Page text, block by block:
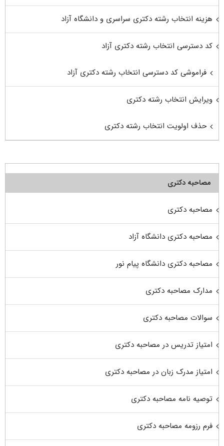
هزینه انتخاب رشته دکتری سراسری و دانشگاه آزاد
کد دسترسی انتخاب رشته دکتری آزاد
فراموشی کد دسترسی انتخاب رشته دکتری آزاد
ویرایش انتخاب رشته دکتری
حذف اولویت انتخاب رشته دکتری
مصاحبه دکتری
مصاحبه دکتری
مصاحبه دکتری دانشگاه آزاد
مصاحبه دکتری دانشگاه پیام نور
مدارک مصاحبه دکتری
سوالات مصاحبه دکتری
امتیاز تدریس در مصاحبه دکتری
امتیاز مدرک زبان در مصاحبه دکتری
توصیه نامه مصاحبه دکتری
فرم رزومه مصاحبه دکتری